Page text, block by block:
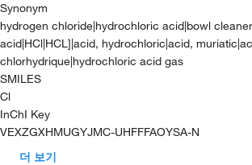
Synonym
hydrogen chloride|hydrochloric acid|bowl
acid|HCl|HCL]|acid, hydrochloric|acid,
chlorhydrique|hydrochloric acid gas
SMILES
Cl
InChI Key
VEXZGXHMUGYJMC-UHFFFAOYSA-N
더 보기